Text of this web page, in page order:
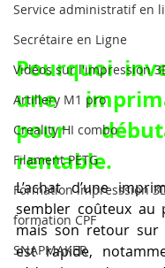
Service administratif en
Secrétaire en Ligne
Vidéos sur l'impression
Artillery M1 pro
Creality HI combo
Filament PETG
Formation impresssion
formation CPF
SNAPMAKER
Pourquoi
une
pour
rentable.
L’achat d’une
sembler coûteux au
mais son retour sur
est rapide,